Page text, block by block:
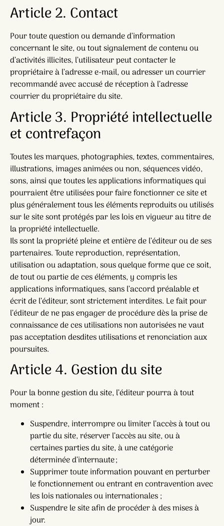
Article 2. Contact
Pour toute question ou demande d’information
concernant le site, ou tout signalement de contenu ou
d’activités illicites, l’utilisateur peut contacter le
propriétaire à l’adresse e-mail, ou adresser un courrier
recommandé avec accusé de réception à l’adresse
courrier du propriétaire du site.
Article 3. Propriété intellectuelle
et contrefaçon
Toutes les marques, photographies, textes, commentaires,
illustrations, images animées ou non, séquences vidéo,
sons, ainsi que toutes les applications informatiques qui
pourraient être utilisées pour faire fonctionner ce site et
plus généralement tous les éléments reproduits ou utilisés
sur le site sont protégés par les lois en vigueur au titre de
la propriété intellectuelle.
Ils sont la propriété pleine et entière de l’éditeur ou de ses
partenaires. Toute reproduction, représentation,
utilisation ou adaptation, sous quelque forme que ce soit,
de tout ou partie de ces éléments, y compris les
applications informatiques, sans l’accord préalable et
écrit de l’éditeur, sont strictement interdites. Le fait pour
l’éditeur de ne pas engager de procédure dès la prise de
connaissance de ces utilisations non autorisées ne vaut
pas acceptation desdites utilisations et renonciation aux
poursuites.
Article 4. Gestion du site
Pour la bonne gestion du site, l’éditeur pourra à tout
moment :
Suspendre, interrompre ou limiter l’accès à tout ou
partie du site, réserver l’accès au site, ou à
certaines parties du site, à une catégorie
déterminée d’internaute ;
Supprimer toute information pouvant en perturber
le fonctionnement ou entrant en contravention avec
les lois nationales ou internationales ;
Suspendre le site afin de procéder à des mises à
jour.